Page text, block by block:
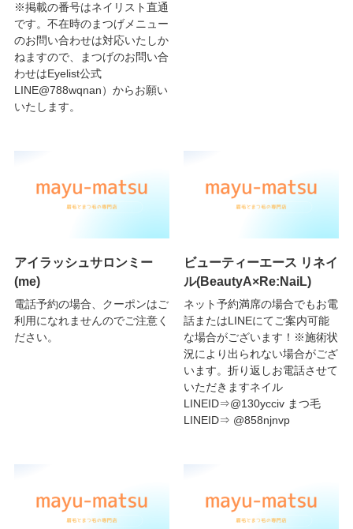
※掲載の番号はネイリスト直通
です。不在時のまつげメニュー
のお問い合わせは対応いたしか
ねますので、まつげのお問い合
わせはEyelist公式
LINE@788wqnan）からお願い
いたします。
アイラッシュサロンミー
(me)
電話予約の場合、クーポンはご
利用になれませんのでご注意く
ださい。
ビューティーエース リネイ
ル(BeautyA×Re:NaiL)
ネット予約満席の場合でもお電
話またはLINEにてご案内可能
な場合がございます！※施術状
況により出られない場合がござ
います。折り返しお電話させて
いただきますネイル
LINEID⇒@130ycciv まつ毛
LINEID⇒ @858njnvp